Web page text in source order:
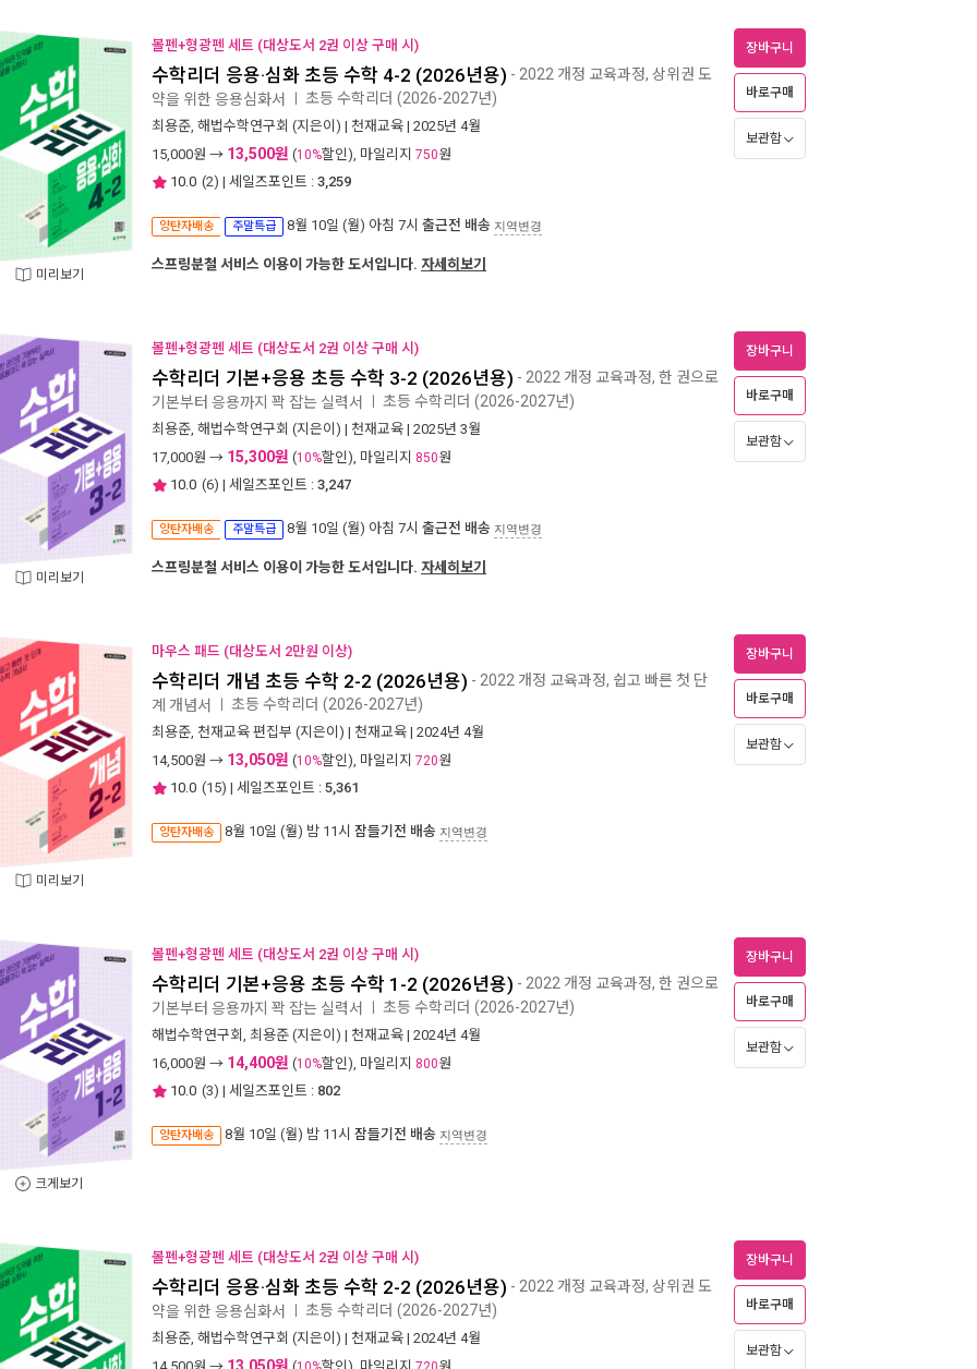
미리보기
볼펜+형광펜 세트 (대상도서 2권 이상 구매 시)
수학리더 응용·심화 초등 수학 4-2 (2026년용) - 2022 개정 교육과정, 상위권 도
약을 위한 응용심화서 초등 수학리더 (2026-2027년)
최용준, 해법수학연구회 (지은이) | 천재교육 | 2025년 4월
15,000원 → 13,500원 (10%할인), 마일리지 750원
10.0 (2) | 세일즈포인트 : 3,259
양탄자배송 주말특급 8월 10일 (월) 아침 7시 출근전 배송 지역변경
장바구니
바로구매
보관함
스프링분철 서비스 이용이 가능한 도서입니다. 자세히보기
미리보기
볼펜+형광펜 세트 (대상도서 2권 이상 구매 시)
수학리더 기본+응용 초등 수학 3-2 (2026년용) - 2022 개정 교육과정, 한 권으로
기본부터 응용까지 꽉 잡는 실력서 초등 수학리더 (2026-2027년)
최용준, 해법수학연구회 (지은이) | 천재교육 | 2025년 3월
17,000원 → 15,300원 (10%할인), 마일리지 850원
10.0 (6) | 세일즈포인트 : 3,247
양탄자배송 주말특급 8월 10일 (월) 아침 7시 출근전 배송 지역변경
장바구니
바로구매
보관함
스프링분철 서비스 이용이 가능한 도서입니다. 자세히보기
미리보기
마우스 패드 (대상도서 2만원 이상)
수학리더 개념 초등 수학 2-2 (2026년용) - 2022 개정 교육과정, 쉽고 빠른 첫 단
계 개념서 초등 수학리더 (2026-2027년)
최용준, 천재교육 편집부 (지은이) | 천재교육 | 2024년 4월
14,500원 → 13,050원 (10%할인), 마일리지 720원
10.0 (15) | 세일즈포인트 : 5,361
양탄자배송 8월 10일 (월) 밤 11시 잠들기전 배송 지역변경
장바구니
바로구매
보관함
크게보기
볼펜+형광펜 세트 (대상도서 2권 이상 구매 시)
수학리더 기본+응용 초등 수학 1-2 (2026년용) - 2022 개정 교육과정, 한 권으로
기본부터 응용까지 꽉 잡는 실력서 초등 수학리더 (2026-2027년)
해법수학연구회 , 최용준 (지은이) | 천재교육 | 2024년 4월
16,000원 → 14,400원 (10%할인), 마일리지 800원
10.0 (3) | 세일즈포인트 : 802
양탄자배송 8월 10일 (월) 밤 11시 잠들기전 배송 지역변경
장바구니
바로구매
보관함
볼펜+형광펜 세트 (대상도서 2권 이상 구매 시)
수학리더 응용·심화 초등 수학 2-2 (2026년용) - 2022 개정 교육과정, 상위권 도
약을 위한 응용심화서 초등 수학리더 (2026-2027년)
최용준, 해법수학연구회 (지은이) | 천재교육 | 2024년 4월
장바구니
바로구매
보관함